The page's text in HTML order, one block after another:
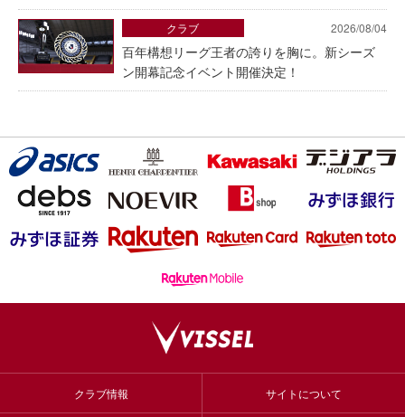
2026/08/04
百年構想リーグ王者の誇りを胸に。新シーズ
ン開幕記念イベント開催決定！
クラブ
クラブ情報 サイトについて